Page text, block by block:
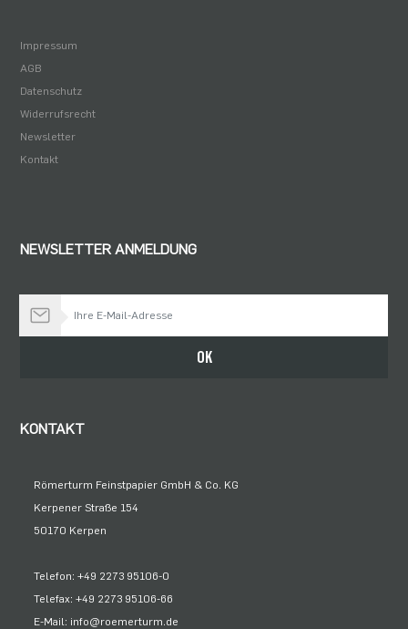
Impressum
AGB
Datenschutz
Widerrufsrecht
Newsletter
Kontakt
NEWSLETTER ANMELDUNG
OK
KONTAKT
Römerturm Feinstpapier GmbH & Co. KG
Kerpener Straße 154
50170 Kerpen
Telefon: +49 2273 95106-0
Telefax: +49 2273 95106-66
E-Mail: info@roemerturm.de